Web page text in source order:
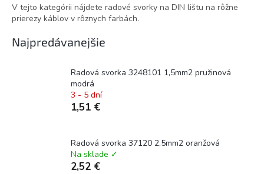
V tejto kategórii nájdete radové svorky na DIN lištu na rôžne
prierezy káblov v rôznych farbách.
Najpredávanejšie
Radová svorka 3248101 1,5mm2 pružinová
modrá
3 - 5 dní
1,51 €
Radová svorka 37120 2,5mm2 oranžová
Na sklade ✓
2,52 €